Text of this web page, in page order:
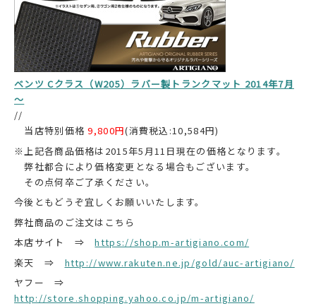
ベンツ Cクラス（W205）ラバー製トランクマット 2014年7月
～
//
当店特別価格9,800円(消費税込:10,584円)
※上記各商品価格は2015年5月11日現在の価格となります。
弊社都合により価格変更となる場合もございます。
その点何卒ご了承ください。
今後ともどうぞ宜しくお願いいたします。
弊社商品のご注文はこちら
本店サイト ⇒https://shop.m-artigiano.com/
楽天 ⇒ http://www.rakuten.ne.jp/gold/auc-artigiano/
ヤフー ⇒
http://store.shopping.yahoo.co.jp/m-artigiano/